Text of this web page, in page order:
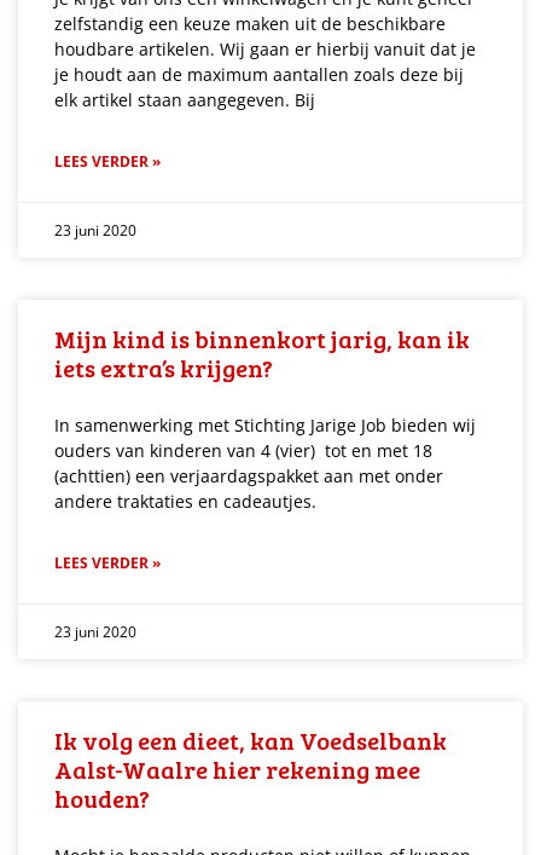
zelfstandig een keuze maken uit de beschikbare
houdbare artikelen. Wij gaan er hierbij vanuit dat je
je houdt aan de maximum aantallen zoals deze bij
elk artikel staan aangegeven. Bij
LEES VERDER »
23 juni 2020
Mijn kind is binnenkort jarig, kan ik
iets extra’s krijgen?
In samenwerking met Stichting Jarige Job bieden wij
ouders van kinderen van 4 (vier) tot en met 18
(achttien) een verjaardagspakket aan met onder
andere traktaties en cadeautjes.
LEES VERDER »
23 juni 2020
Ik volg een dieet, kan Voedselbank
Aalst-Waalre hier rekening mee
houden?